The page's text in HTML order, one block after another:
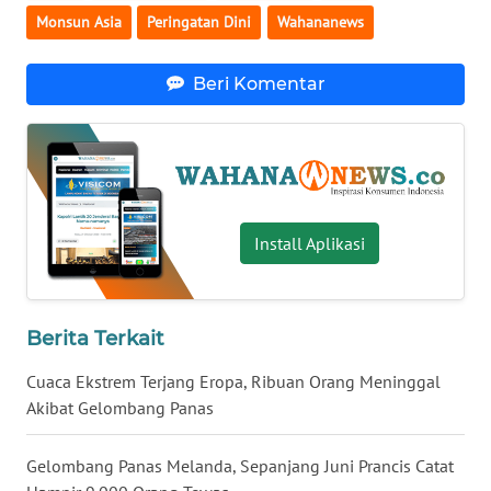
Monsun Asia Peringatan Dini Wahananews
Beri Komentar
Install Aplikasi
Berita Terkait
Cuaca Ekstrem Terjang Eropa, Ribuan Orang Meninggal
Akibat Gelombang Panas
Gelombang Panas Melanda, Sepanjang Juni Prancis Catat
WN
SUMBAR
WN
SUMSEL
WN
BENGKULU
LAMPUNG
WN
JATENG